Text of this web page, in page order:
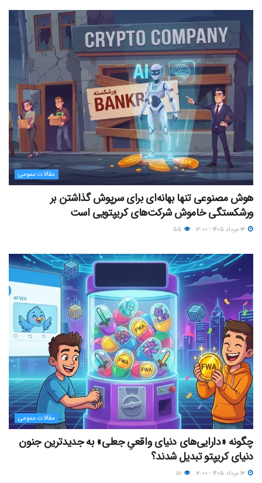
مقالات عمومی
هوش مصنوعی تنها بهانه‌ای برای سرپوش گذاشتن بر
ورشکستگی خاموش شرکت‌های کریپتویی است
مقالات عمومی
چگونه «دارایی‌های دنیای واقعیِ جعلی» به جدیدترین جنون
دنیای کریپتو تبدیل شدند؟